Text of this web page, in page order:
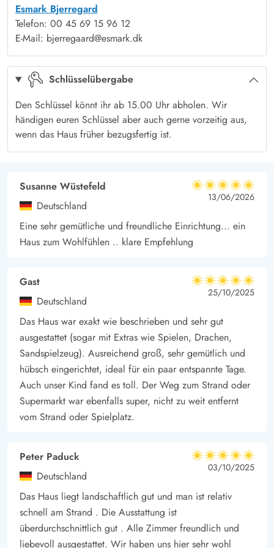
und solltet ihr euere Räder dabei haben könnt ihr schöne
Touren entlang der Dünen- und Heidelandschaft machen und
In nur 700m Entfernung gibt es einen kleinen Supermarkt, der
alle Dinge des täglichen Bedarfs anbietet und wo ihr täglich
frisches Brot und Brötchen enthaltet, während ihr den Einkauf
erledigt können die Kinder sich auf dem Spielplatz nebenan
austoben und die Wartezeit verkürzen. Beliebte Ausflugsziele
sind das Wikingermuseum und der Indoorspielplatz in Bork,
Esmark Bjerregard
Telefon: 00 45 69 15 96 12
E-Mail: bjerregaard@esmark.dk
Schlüsselübergabe
Den Schlüssel könnt ihr ab 15.00 Uhr abholen. Wir
händigen euren Schlüssel aber auch gerne vorzeitig aus,
wenn das Haus früher bezugsfertig ist.
Susanne Wüstefeld
Deutschland
5 von 5
5 von 5
5 out of 5
13/06/2026
Eine sehr gemütliche und freundliche Einrichtung... ein
Haus zum Wohlfühlen .. klare Empfehlung
Gast
Deutschland
5 von 5
5 von 5
5 out of 5
25/10/2025
Das Haus war exakt wie beschrieben und sehr gut
ausgestattet (sogar mit Extras wie Spielen, Drachen,
Sandspielzeug). Ausreichend groß, sehr gemütlich und
hübsch eingerichtet, ideal für ein paar entspannte Tage.
Auch unser Kind fand es toll. Der Weg zum Strand oder
Supermarkt war ebenfalls super, nicht zu weit entfernt
vom Strand oder Spielplatz.
Peter Paduck
Deutschland
5 von 5
5 von 5
5 out of 5
03/10/2025
Das Haus liegt landschaftlich gut und man ist relativ
schnell am Strand . Die Ausstattung ist
überdurchschnittlich gut . Alle Zimmer freundlich und
liebevoll ausgestattet. Wir haben uns hier sehr wohl